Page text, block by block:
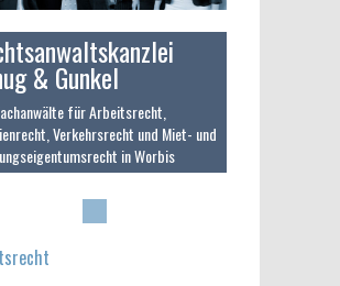
& Gunkel
für Arbeitsrecht,
Verkehrsrecht und Miet- und
in Worbis